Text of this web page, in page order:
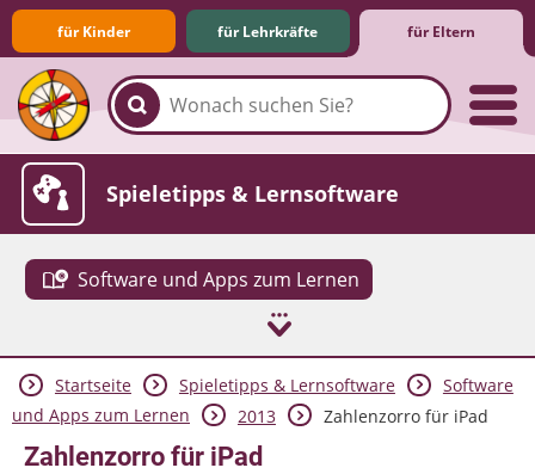
für Kinder für Lehrkräfte für Eltern
Familie & Medien
Spieletipps & Lernsoftware
Software und Apps zum Lernen
Die Jüngsten im Netz
Lexikon
Aktuelles
Startseite Spieletipps & Lernsoftware
Software
und Apps zum Lernen
2013 Zahlenzorro für iPad
Zahlenzorro für iPad